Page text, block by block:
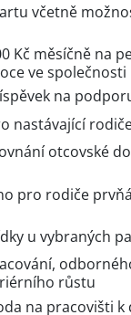
včetně
Kč měsíčně na
ve společnosti
na
nastávající
otcovské
pro rodiče
u vybraných
růstu
na pracovišti k